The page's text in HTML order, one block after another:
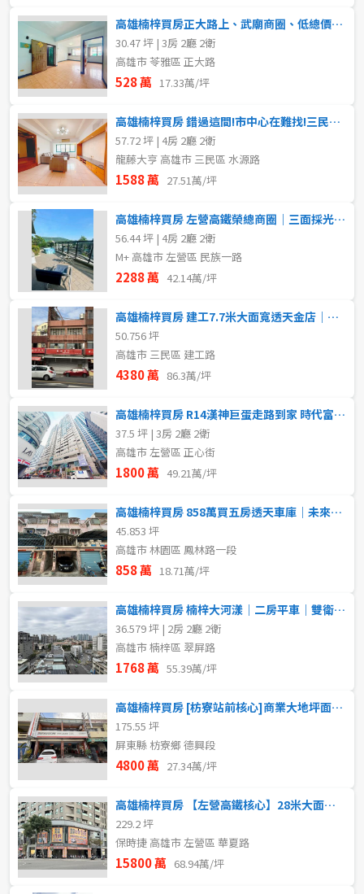
高雄楠梓買房正大路上、武廟商圈、低總價捷運美寓
30.47 坪 | 3房 2廳 2衛
高雄市 苓雅區 正大路
528 萬 17.33萬/坪
高雄楠梓買房 錯過這間!市中心在難找!三民區大四房+車位
57.72 坪 | 4房 2廳 2衛
龍藤大亨 高雄市 三民區 水源路
1588 萬 27.51萬/坪
高雄楠梓買房 左營高鐵榮總商圈｜三面採光邊間降噪4房車位
56.44 坪 | 4房 2廳 2衛
M+ 高雄市 左營區 民族一路
2288 萬 42.14萬/坪
高雄楠梓買房 建工7.7米大面寬透天金店｜長期保值穩定收租
50.756 坪
高雄市 三民區 建工路
4380 萬 86.3萬/坪
高雄楠梓買房 R14漢神巨蛋走路到家 時代富豪三房車附閣樓
37.5 坪 | 3房 2廳 2衛
高雄市 左營區 正心街
1800 萬 49.21萬/坪
高雄楠梓買房 858萬買五房透天車庫｜未來捷運預定站｜近星巴克
45.853 坪
高雄市 林園區 鳳林路一段
858 萬 18.71萬/坪
高雄楠梓買房 楠梓大河漾｜二房平車｜雙衛浴開窗
36.579 坪 | 2房 2廳 2衛
高雄市 楠梓區 翠屏路
1768 萬 55.39萬/坪
高雄楠梓買房 [枋寮站前核心]商業大地坪面寬9m7深度50m
175.55 坪
屏東縣 枋寮鄉 德興段
4800 萬 27.34萬/坪
高雄楠梓買房 【左營高鐵核心】28米大面寬黃金三角窗
229.2 坪
保時捷 高雄市 左營區 華夏路
15800 萬 68.94萬/坪